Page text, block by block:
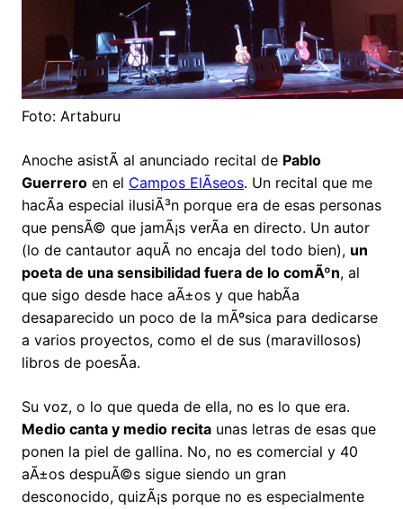
Foto: Artaburu
Anoche asistÃ­ al anunciado recital de Pablo
Guerrero en el Campos ElÃ­seos. Un recital que me
hacÃ­a especial ilusiÃ³n porque era de esas personas
que pensÃ© que jamÃ¡s verÃ­a en directo. Un autor
(lo de cantautor aquÃ­ no encaja del todo bien), un
poeta de una sensibilidad fuera de lo comÃºn, al
que sigo desde hace aÃ±os y que habÃ­a
desaparecido un poco de la mÃºsica para dedicarse
a varios proyectos, como el de sus (maravillosos)
libros de poesÃ­a.
Su voz, o lo que queda de ella, no es lo que era.
Medio canta y medio recita unas letras de esas que
ponen la piel de gallina. No, no es comercial y 40
aÃ±os despuÃ©s sigue siendo un gran
desconocido, quizÃ¡s porque no es especialmente